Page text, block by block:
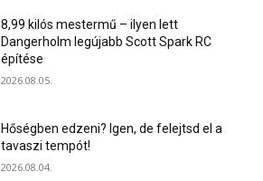
8,99 kilós mestermű – ilyen lett
Dangerholm legújabb Scott Spark RC
építése
2026.08.05.
Hőségben edzeni? Igen, de felejtsd el a
tavaszi tempót!
2026.08.04.